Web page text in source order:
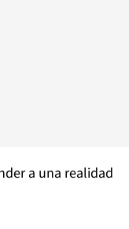
a una realidad